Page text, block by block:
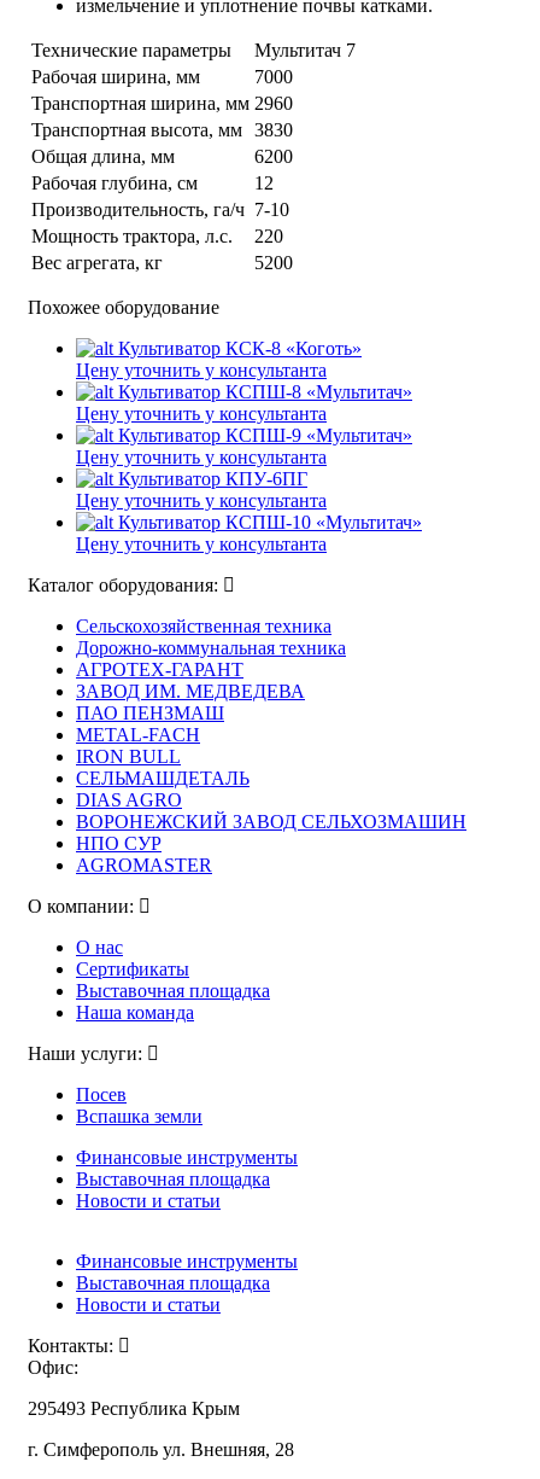
измельчение и уплотнение почвы катками.
Технические параметры
Мультитач 7
Рабочая ширина, мм
7000
Транспортная ширина, мм 2960
Транспортная высота, мм 3830
Общая длина, мм
6200
Рабочая глубина, см
12
Производительность, га/ч 7-10
Мощность трактора, л.с.
220
Вес агрегата, кг
5200
Похожее оборудование
Культиватор КСК-8 «Коготь»
Цену уточнить у консультанта
Культиватор КСПШ-8 «Мультитач»
Цену уточнить у консультанта
Культиватор КСПШ-9 «Мультитач»
Цену уточнить у консультанта
Культиватор КПУ-6ПГ
Цену уточнить у консультанта
Культиватор КСПШ-10 «Мультитач»
Цену уточнить у консультанта
Каталог оборудования:
Сельскохозяйственная техника
Дорожно-коммунальная техника
АГРОТЕХ-ГАРАНТ
ЗАВОД ИМ. МЕДВЕДЕВА
ПАО ПЕНЗМАШ
METAL-FACH
IRON BULL
СЕЛЬМАШДЕТАЛЬ
DIAS AGRO
ВОРОНЕЖСКИЙ ЗАВОД СЕЛЬХОЗМАШИН
НПО СУР
AGROMASTER
О компании:
О нас
Сертификаты
Выставочная площадка
Наша команда
Наши услуги:
Посев
Вспашка земли
Финансовые инструменты
Выставочная площадка
Новости и статьи
Финансовые инструменты
Выставочная площадка
Новости и статьи
Контакты:
Офис:
295493 Республика Крым
г. Симферополь ул. Внешняя, 28